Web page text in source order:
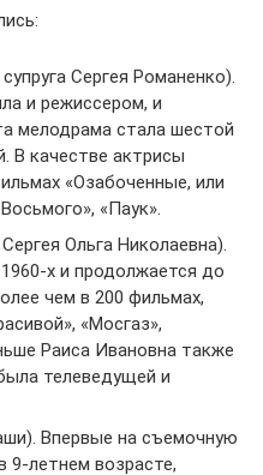
Сергея Романенко).
и режиссером, и
мелодрама стала шестой
В качестве актрисы
«Озабоченные, или
«Паук».
Ольга Николаевна).
х и продолжается до
чем в 200 фильмах,
«Мосгаз»,
Раиса Ивановна также
телеведущей и
Впервые на съемочную
9-летнем возрасте,